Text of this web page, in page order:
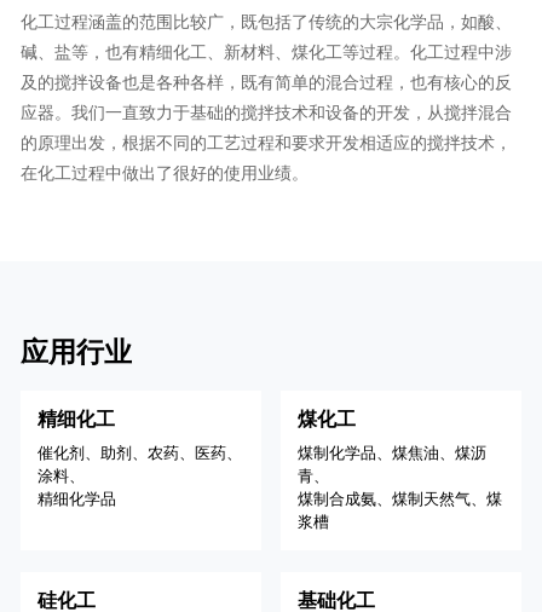
化工过程涵盖的范围比较广，既包括了传统的大宗化学品，如酸、
碱、盐等，也有精细化工、新材料、煤化工等过程。化工过程中涉
及的搅拌设备也是各种各样，既有简单的混合过程，也有核心的反
应器。我们一直致力于基础的搅拌技术和设备的开发，从搅拌混合
的原理出发，根据不同的工艺过程和要求开发相适应的搅拌技术，
在化工过程中做出了很好的使用业绩。
应用行业
精细化工
催化剂、助剂、农药、医药、
涂料、
精细化学品
煤化工
煤制化学品、煤焦油、煤沥
青、
煤制合成氨、煤制天然气、煤
浆槽
硅化工 基础化工